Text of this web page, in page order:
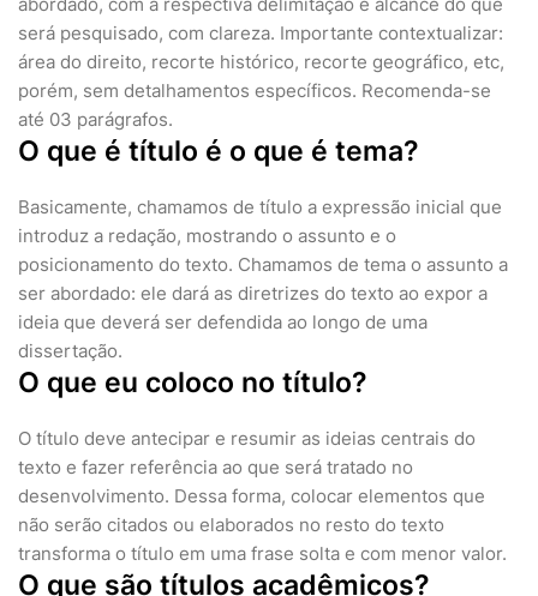
será pesquisado, com clareza. Importante contextualizar:
área do direito, recorte histórico, recorte geográfico, etc,
porém, sem detalhamentos específicos. Recomenda-se
até 03 parágrafos.
O que é título é o que é tema?
Basicamente, chamamos de título a expressão inicial que
introduz a redação, mostrando o assunto e o
posicionamento do texto. Chamamos de tema o assunto a
ser abordado: ele dará as diretrizes do texto ao expor a
ideia que deverá ser defendida ao longo de uma
dissertação.
O que eu coloco no título?
O título deve antecipar e resumir as ideias centrais do
texto e fazer referência ao que será tratado no
desenvolvimento. Dessa forma, colocar elementos que
não serão citados ou elaborados no resto do texto
transforma o título em uma frase solta e com menor valor.
O que são títulos acadêmicos?